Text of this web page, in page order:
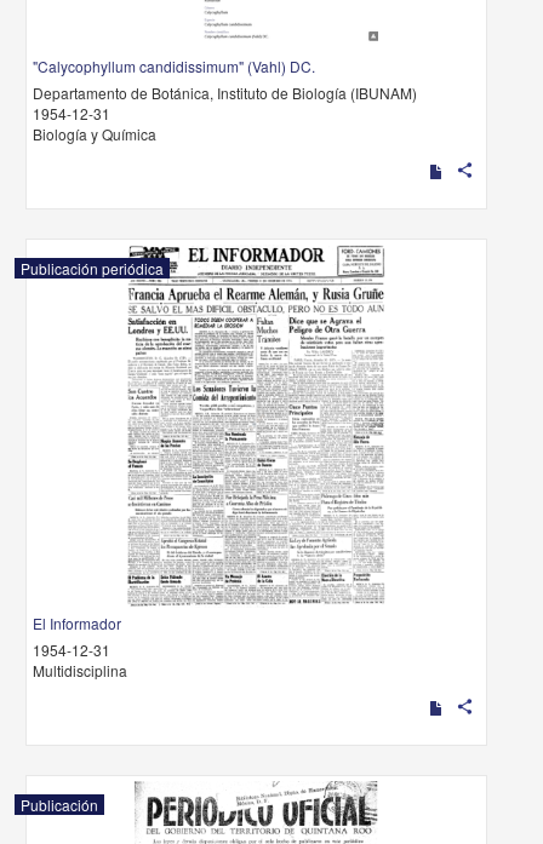
"Calycophyllum candidissimum" (Vahl) DC.
Departamento de Botánica, Instituto de Biología (IBUNAM)
1954-12-31
Biología y Química
share
Publicación periódica
El Informador
1954-12-31
Multidisciplina
share
Publicación